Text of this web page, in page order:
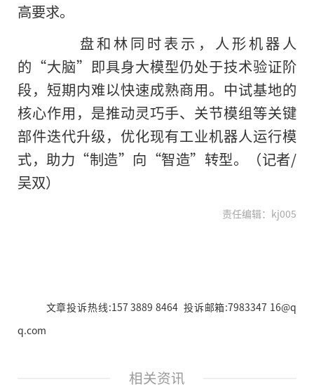
高要求。
盘和林同时表示，人形机器人
的“大脑”即具身大模型仍处于技术验证阶
段，短期内难以快速成熟商用。中试基地的
核心作用，是推动灵巧手、关节模组等关键
部件迭代升级，优化现有工业机器人运行模
式，助力“制造”向“智造”转型。（记者/
吴双）
责任编辑：kj005
文章投诉热线:157 3889 8464 投诉邮箱:7983347 16@q
q.com
相关资讯